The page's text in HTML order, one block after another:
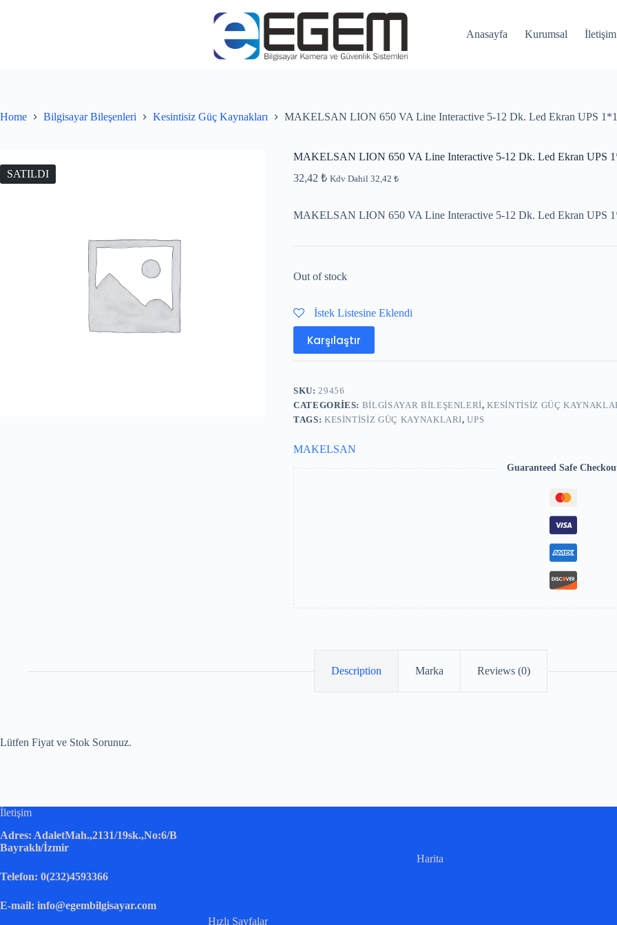
Anasayfa Kurumsal İletişim
Home Bilgisayar Bileşenleri Kesintisiz Güç Kaynakları MAKELSAN LION 650 VA Line Interactive 5-12 Dk. Led Ekran UPS
SATILDI
MAKELSAN LION 650 VA Line Interactive 5-12 Dk. Led Ekran UPS
32,42 ₺ Kdv Dahil 32,42 ₺
MAKELSAN LION 650 VA Line Interactive 5-12 Dk. Led Ekran UPS
Out of stock
İstek Listesine Eklendi
Karşılaştır
SKU:29456
CATEGORIES: BILGISAYAR BILEŞENLERI,KESINTISIZ GÜÇ
TAGS: KESINTISIZ GÜÇ KAYNAKLARI,UPS
MAKELSAN
Guaranteed Safe
Description Marka Reviews (0)
Lütfen Fiyat ve Stok Sorunuz.
İletişim
Adres: AdaletMah.,2131/19sk.,No:6/B
Bayraklı/İzmir
Telefon: 0(232)4593366
E-mail: info@egembilgisayar.com
Hızlı Sayfalar
Harita